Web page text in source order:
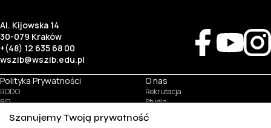
Al. Kijowska 14
30-079 Kraków
+(48) 12 635 68 00
wszib@wszib.edu.pl
Polityka Prywatności
RODO
BIP
Identyfikacja wizualna
O nas
Rekrutacja
Studia
Kontakt
Szanujemy Twoją prywatność